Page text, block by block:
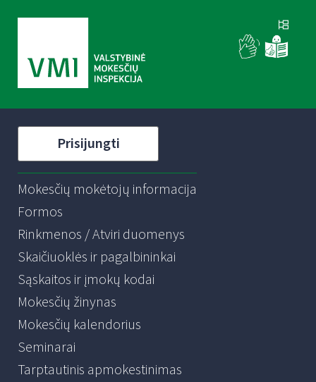
Prisijungti
Mokesčių mokėtojų informacija
Formos
Rinkmenos / Atviri duomenys
Skaičiuoklės ir pagalbininkai
Sąskaitos ir įmokų kodai
Mokesčių žinynas
Mokesčių kalendorius
Seminarai
Tarptautinis apmokestinimas